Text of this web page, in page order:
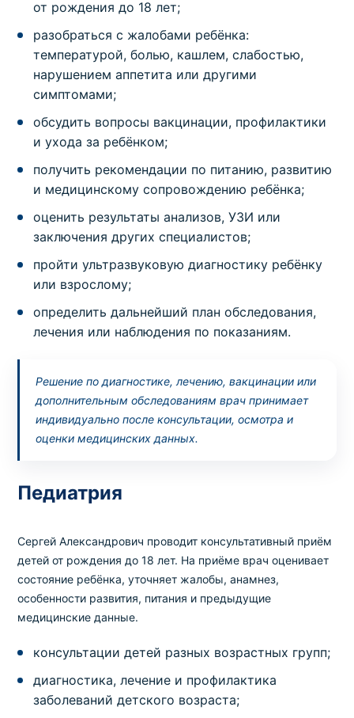
от рождения до 18 лет;
разобраться с жалобами ребёнка:
температурой, болью, кашлем, слабостью,
нарушением аппетита или другими
симптомами;
обсудить вопросы вакцинации, профилактики
и ухода за ребёнком;
получить рекомендации по питанию, развитию
и медицинскому сопровождению ребёнка;
оценить результаты анализов, УЗИ или
заключения других специалистов;
пройти ультразвуковую диагностику ребёнку
или взрослому;
определить дальнейший план обследования,
лечения или наблюдения по показаниям.
Решение по диагностике, лечению, вакцинации или
дополнительным обследованиям врач принимает
индивидуально после консультации, осмотра и
оценки медицинских данных.
Педиатрия
Сергей Александрович проводит консультативный приём
детей от рождения до 18 лет. На приёме врач оценивает
состояние ребёнка, уточняет жалобы, анамнез,
особенности развития, питания и предыдущие
медицинские данные.
консультации детей разных возрастных групп;
диагностика, лечение и профилактика
заболеваний детского возраста;